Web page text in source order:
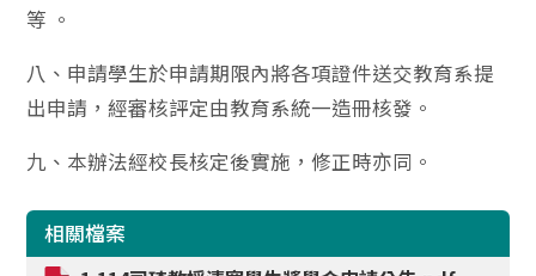
等 。
八、申請學生於申請期限內將各項證件送交教育系提
出申請，經審核評定由教育系統一造冊核發。
九、本辦法經校長核定後實施，修正時亦同。
相關檔案